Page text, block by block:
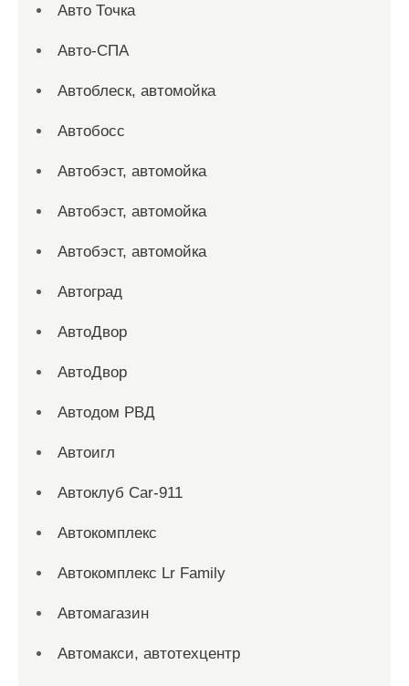
Авто Точка
Авто-СПА
Автоблеск, автомойка
Автобосс
Автобэст, автомойка
Автобэст, автомойка
Автобэст, автомойка
Автоград
АвтоДвор
АвтоДвор
Автодом РВД
Автоигл
Автоклуб Car-911
Автокомплекс
Автокомплекс Lr Family
Автомагазин
Автомакси, автотехцентр